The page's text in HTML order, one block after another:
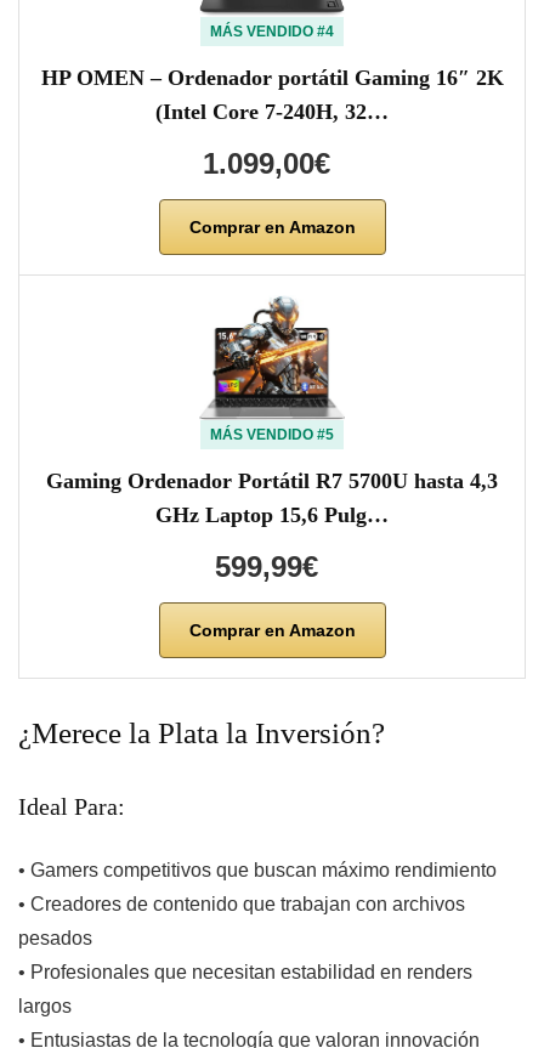
MÁS VENDIDO #4
HP OMEN – Ordenador portátil Gaming 16″ 2K
(Intel Core 7-240H, 32…
1.099,00€
Comprar en Amazon
MÁS VENDIDO #5
Gaming Ordenador Portátil R7 5700U hasta 4,3
GHz Laptop 15,6 Pulg…
599,99€
Comprar en Amazon
¿Merece la Plata la Inversión?
Ideal Para:
• Gamers competitivos que buscan máximo rendimiento
• Creadores de contenido que trabajan con archivos
pesados
• Profesionales que necesitan estabilidad en renders
largos
• Entusiastas de la tecnología que valoran innovación